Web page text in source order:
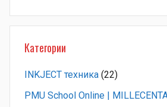
Категории
INKJECT техника (22)
PMU School Online |